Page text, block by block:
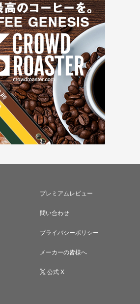
プレミアムレビュー
問い合わせ
プライバシーポリシー
メーカーの皆様へ
公式 X